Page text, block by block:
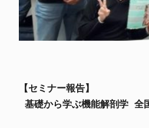
【セミナー報告】
基礎から学ぶ機能解剖学 全